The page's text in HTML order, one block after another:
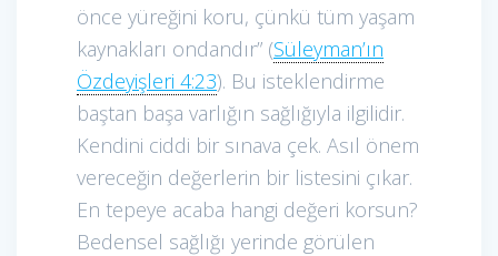
önce yüreğini koru, çünkü tüm yaşam
kaynakları ondandır” (Süleyman’ın
Özdeyişleri 4:23). Bu isteklendirme
baştan başa varlığın sağlığıyla ilgilidir.
Kendini ciddi bir sınava çek. Asıl önem
vereceğin değerlerin bir listesini çıkar.
En tepeye acaba hangi değeri korsun?
Bedensel sağlığı yerinde görülen